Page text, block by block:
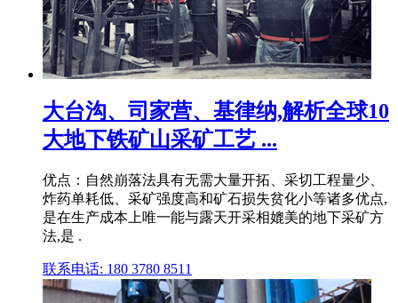
大台沟、司家营、基律纳,解析全球10
大地下铁矿山采矿工艺 ...
优点：自然崩落法具有无需大量开拓、采切工程量少、
炸药单耗低、采矿强度高和矿石损失贫化小等诸多优点,
是在生产成本上唯一能与露天开采相媲美的地下采矿方
法,是 .
联系电话: 180 3780 8511